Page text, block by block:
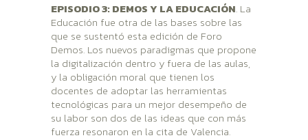
EPISODIO 3: DEMOS Y LA EDUCACIÓN. La
Educación fue otra de las bases sobre las
que se sustentó esta edición de Foro
Demos. Los nuevos paradigmas que propone
la digitalización dentro y fuera de las aulas,
y la obligación moral que tienen los
docentes de adoptar las herramientas
tecnológicas para un mejor desempeño de
su labor son dos de las ideas que con más
fuerza resonaron en la cita de Valencia.